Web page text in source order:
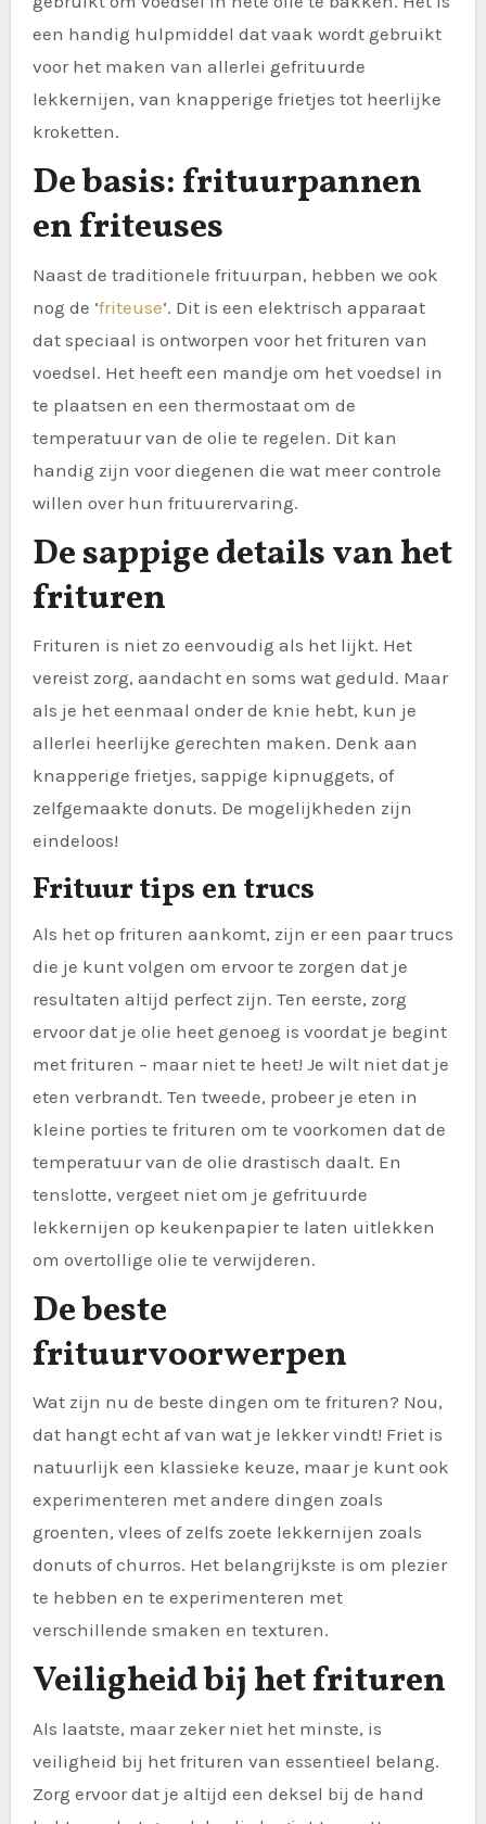
een handig hulpmiddel dat vaak wordt gebruikt
voor het maken van allerlei gefrituurde
lekkernijen, van knapperige frietjes tot heerlijke
kroketten.
De basis: frituurpannen
en friteuses
Naast de traditionele frituurpan, hebben we ook
nog de ‘friteuse‘. Dit is een elektrisch apparaat
dat speciaal is ontworpen voor het frituren van
voedsel. Het heeft een mandje om het voedsel in
te plaatsen en een thermostaat om de
temperatuur van de olie te regelen. Dit kan
handig zijn voor diegenen die wat meer controle
willen over hun frituurervaring.
De sappige details van het
frituren
Frituren is niet zo eenvoudig als het lijkt. Het
vereist zorg, aandacht en soms wat geduld. Maar
als je het eenmaal onder de knie hebt, kun je
allerlei heerlijke gerechten maken. Denk aan
knapperige frietjes, sappige kipnuggets, of
zelfgemaakte donuts. De mogelijkheden zijn
eindeloos!
Frituur tips en trucs
Als het op frituren aankomt, zijn er een paar trucs
die je kunt volgen om ervoor te zorgen dat je
resultaten altijd perfect zijn. Ten eerste, zorg
ervoor dat je olie heet genoeg is voordat je begint
met frituren – maar niet te heet! Je wilt niet dat je
eten verbrandt. Ten tweede, probeer je eten in
kleine porties te frituren om te voorkomen dat de
temperatuur van de olie drastisch daalt. En
tenslotte, vergeet niet om je gefrituurde
lekkernijen op keukenpapier te laten uitlekken
om overtollige olie te verwijderen.
De beste
frituurvoorwerpen
Wat zijn nu de beste dingen om te frituren? Nou,
dat hangt echt af van wat je lekker vindt! Friet is
natuurlijk een klassieke keuze, maar je kunt ook
experimenteren met andere dingen zoals
groenten, vlees of zelfs zoete lekkernijen zoals
donuts of churros. Het belangrijkste is om plezier
te hebben en te experimenteren met
verschillende smaken en texturen.
Veiligheid bij het frituren
Als laatste, maar zeker niet het minste, is
veiligheid bij het frituren van essentieel belang.
Zorg ervoor dat je altijd een deksel bij de hand